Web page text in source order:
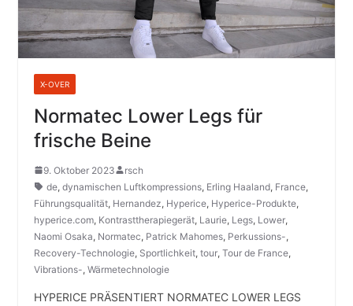
X-OVER
Normatec Lower Legs für
frische Beine
9. Oktober 2023
rsch
de, dynamischen Luftkompressions, Erling Haaland, France,
Führungsqualität, Hernandez, Hyperice, Hyperice-Produkte,
hyperice.com, Kontrasttherapiegerät, Laurie, Legs, Lower,
Naomi Osaka, Normatec, Patrick Mahomes, Perkussions-,
Recovery-Technologie, Sportlichkeit, tour, Tour de France,
Vibrations-, Wärmetechnologie
HYPERICE PRÄSENTIERT NORMATEC LOWER LEGS